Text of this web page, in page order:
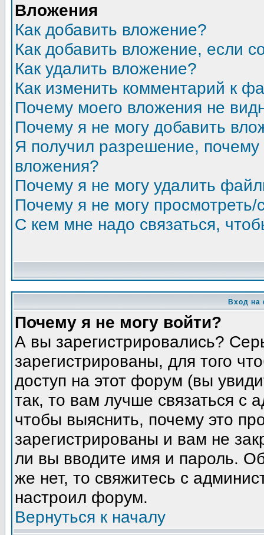
Вложения
Как добавить вложение?
Как добавить вложение, если
Как удалить вложение?
Как изменить комментарий к
Почему моего вложения не
Почему я не могу добавить
Я получил разрешение,
вложения?
Почему я не могу удалить
Почему я не могу просмотреть/
С кем мне надо связаться,
Вход на
Почему я не могу войти?
А вы зарегистрировались?
зарегистрированы, для того
доступ на этот форум (вы
так, то вам лучше связаться с
чтобы выяснить, почему это
зарегистрированы и вам не
ли вы вводите имя и пароль.
же нет, то свяжитесь с
настроил форум.
Вернуться к началу